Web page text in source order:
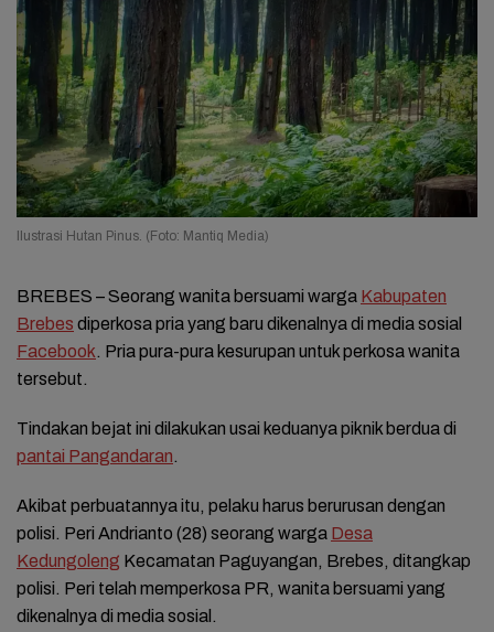
Ilustrasi Hutan Pinus. (Foto: Mantiq Media)
BREBES – Seorang wanita bersuami warga Kabupaten
Brebes diperkosa pria yang baru dikenalnya di media sosial
Facebook. Pria pura-pura kesurupan untuk perkosa wanita
tersebut.
Tindakan bejat ini dilakukan usai keduanya piknik berdua di
pantai Pangandaran.
Akibat perbuatannya itu, pelaku harus berurusan dengan
polisi. Peri Andrianto (28) seorang warga Desa
Kedungoleng Kecamatan Paguyangan, Brebes, ditangkap
polisi. Peri telah memperkosa PR, wanita bersuami yang
dikenalnya di media sosial.